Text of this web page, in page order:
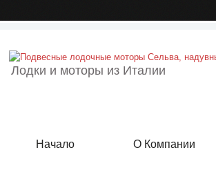
Лодки и моторы из Италии
Начало О Компании